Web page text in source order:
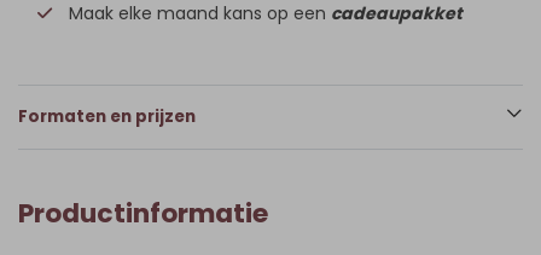
Maak elke maand kans op een cadeaupakket
Formaten en prijzen
Productinformatie